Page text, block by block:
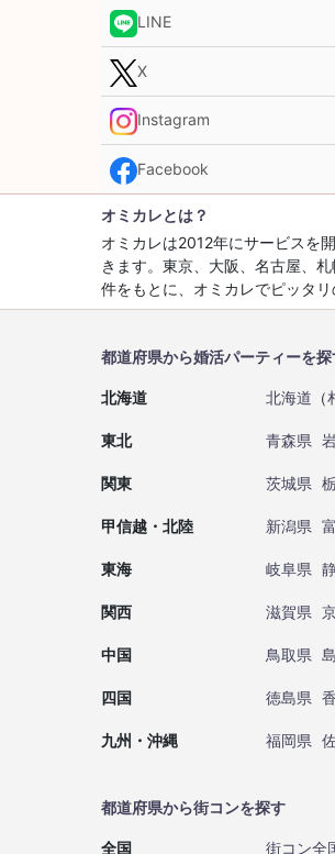
LINE
X
Instagram
Facebook
オミカレとは？
オミカレは2012年にサービスを
きます。東京、大阪、名古屋、
件をもとに、オミカレでピッタ
都道府県から婚活パーティーを探
北海道 北海道 （
東北 青森県
関東 茨城県
甲信越・北陸 新潟県
東海 岐阜県
関西 滋賀県
中国 鳥取県
四国 徳島県
九州・沖縄 福岡県
都道府県から街コンを探す
全国 街コン全